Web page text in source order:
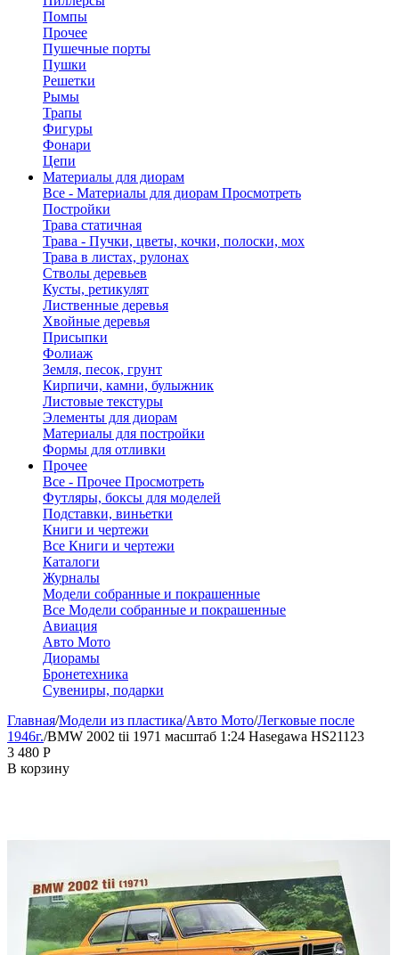
Помпы
Прочее
Пушечные порты
Пушки
Решетки
Рымы
Трапы
Фигуры
Фонари
Цепи
Материалы для диорам
Все - Материалы для диорам Просмотреть
Постройки
Трава статичная
Трава - Пучки, цветы, кочки, полоски, мох
Трава в листах, рулонах
Стволы деревьев
Кусты, ретикулят
Лиственные деревья
Хвойные деревья
Присыпки
Фолиаж
Земля, песок, грунт
Кирпичи, камни, булыжник
Листовые текстуры
Элементы для диорам
Материалы для постройки
Формы для отливки
Прочее
Все - Прочее Просмотреть
Футляры, боксы для моделей
Подставки, виньетки
Книги и чертежи
Все Книги и чертежи
Каталоги
Журналы
Модели собранные и покрашенные
Все Модели собранные и покрашенные
Авиация
Авто Мото
Диорамы
Бронетехника
Сувениры, подарки
Главная/Модели из пластика/Авто Мото/Легковые после
1946г./BMW 2002 tii 1971 масштаб 1:24 Hasegawa HS21123
3 480 Р
В корзину